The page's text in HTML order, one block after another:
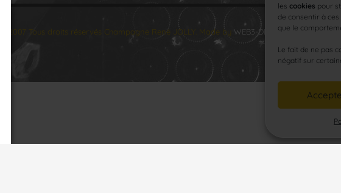
les cookies pour
de consentir à
que le
Le fait de ne pas
négatif sur
© 2007 Tous droits réservés Champagne René JOLLY. Made by WEB3-DESIGN.